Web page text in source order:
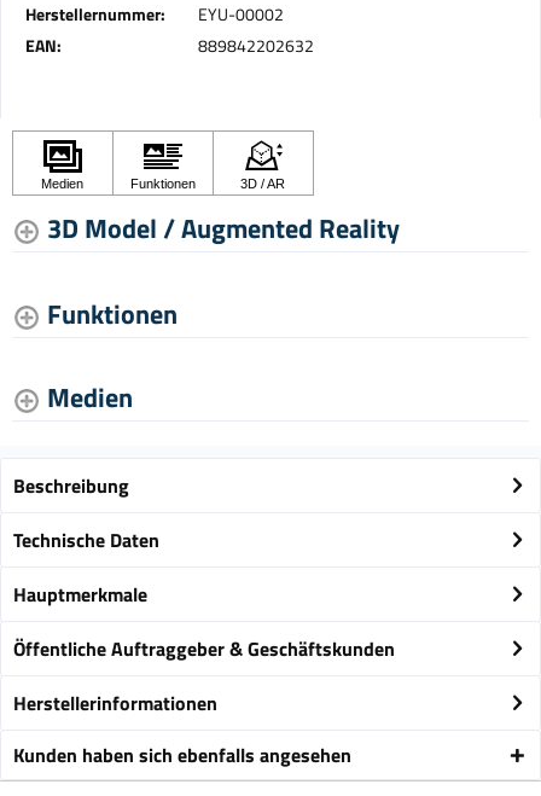
Herstellernummer:
EYU-00002
EAN:
889842202632
3D Model / Augmented Reality
Funktionen
Medien
Beschreibung
Technische Daten
Hauptmerkmale
Öffentliche Auftraggeber & Geschäftskunden
Herstellerinformationen
Kunden haben sich ebenfalls angesehen